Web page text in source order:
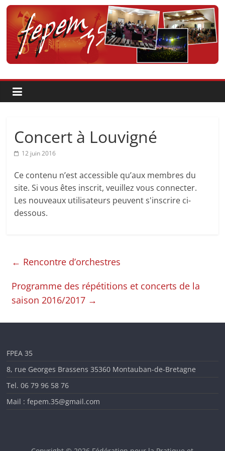
Passer
contenu
Fédération
pour
la
Pratique
et
l'Enseignement
Artistique
Ille-
et-
Vilaine
Concert à Louvigné
12 juin 2016
Ce contenu n’est accessible qu’aux membres du
site. Si vous êtes inscrit, veuillez vous connecter.
Les nouveaux utilisateurs peuvent s'inscrire ci-
dessous.
← Rencontre d’orchestres
Programme des répétitions et concerts de la
saison 2016/2017 →
FPEA 35
8, rue Georges Brassens 35360 Montauban-de-Bretagne
Tel. 06 79 96 58 76
Mail : fepem.35@gmail.com